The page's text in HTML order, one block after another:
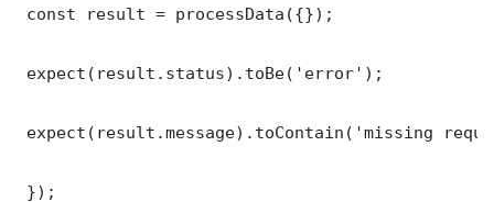
const result = processData({});
expect(result.status).toBe('error');
expect(result.message).toContain('missing
});